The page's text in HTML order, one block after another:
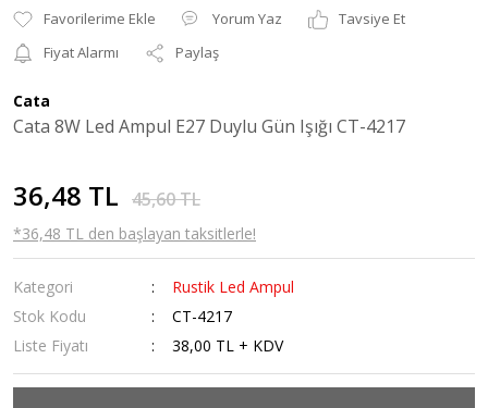
Yorum Yaz
Tavsiye Et
Fiyat Alarmı
Paylaş
Cata
Cata 8W Led Ampul E27 Duylu Gün Işığı CT-4217
36,48 TL 45,60 TL
*36,48 TL den başlayan taksitlerle!
Kategori
Rustik Led Ampul
Stok Kodu
CT-4217
Liste Fiyatı
38,00 TL + KDV